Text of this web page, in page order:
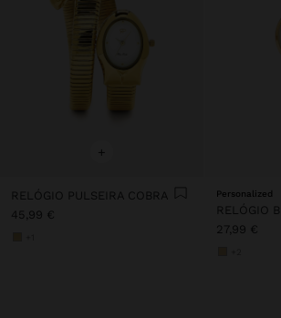
+
RELÓGIO PULSEIRA COBRA
45,99 €
Personalized
27,99 €